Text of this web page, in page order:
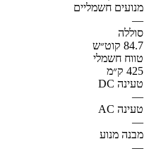
מנועים חשמליים
—
סוללה
84.7 קוט״ש
טווח חשמלי
425 ק״מ
טעינה DC
—
טעינה AC
—
מבנה מנוע
—